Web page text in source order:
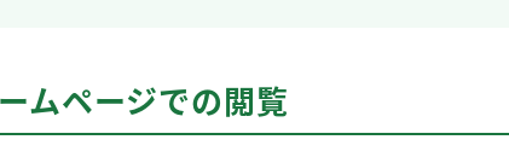
ムページでの閲覧